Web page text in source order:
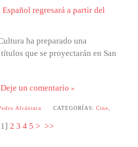
ha preparado una
que se proyectarán en San
Deje un comentario
Alcántara CATEGORÍAS: Cine
1] 2 3 4 5 > >>